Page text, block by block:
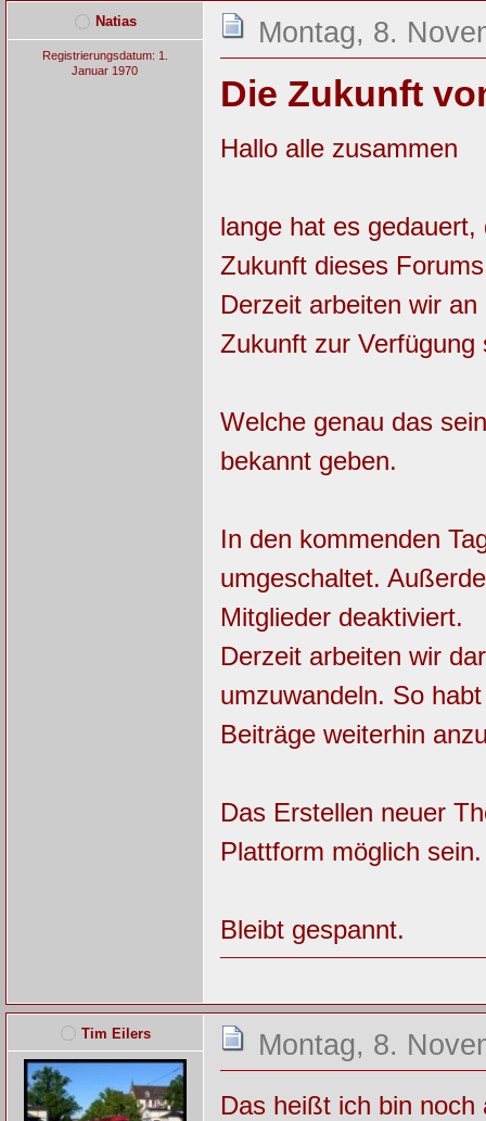
Natias
Registrierungsdatum: 1.
Januar 1970
Montag, 8.
Die Zukunft
Hallo alle zusammen
lange hat es
Zukunft dieses
Derzeit arbeiten wir
Zukunft zur Verfügung
Welche genau das
bekannt geben.
In den kommenden
umgeschaltet.
Mitglieder deaktiviert.
Derzeit arbeiten wir
umzuwandeln. So
Beiträge weiterhin
Das Erstellen neuer
Plattform möglich sein.
Bleibt gespannt.
Tim Eilers Montag, 8.
Das heißt ich bin